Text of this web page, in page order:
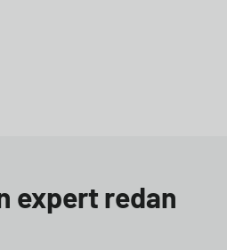
expert redan